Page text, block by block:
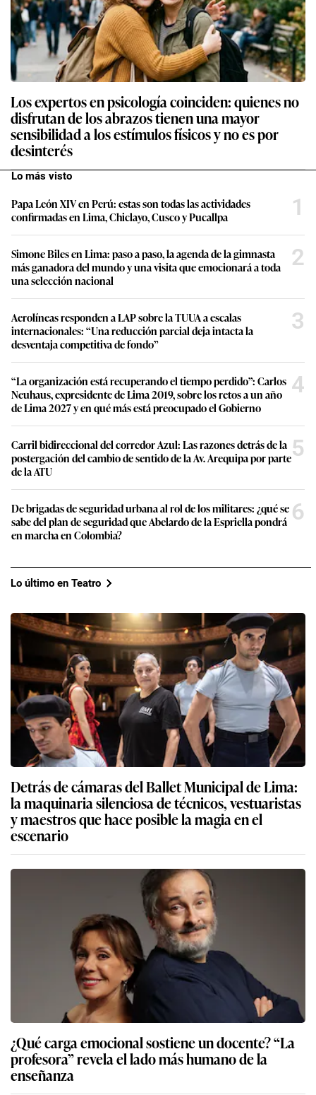
Los expertos en psicología coinciden: quienes no
disfrutan de los abrazos tienen una mayor
sensibilidad a los estímulos físicos y no es por
desinterés
Lo más visto
Papa León XIV en Perú: estas son todas las actividades
confirmadas en Lima, Chiclayo, Cusco y Pucallpa
1
Simone Biles en Lima: paso a paso, la agenda de la gimnasta
más ganadora del mundo y una visita que emocionará a toda
una selección nacional
2
Aerolíneas responden a LAP sobre la TUUA a escalas
internacionales: “Una reducción parcial deja intacta la
desventaja competitiva de fondo”
3
“La organización está recuperando el tiempo perdido”: Carlos
Neuhaus, expresidente de Lima 2019, sobre los retos a un año
de Lima 2027 y en qué más está preocupado el Gobierno
4
Carril bidireccional del corredor Azul: Las razones detrás de la
postergación del cambio de sentido de la Av. Arequipa por parte
de la ATU
5
De brigadas de seguridad urbana al rol de los militares: ¿qué se
sabe del plan de seguridad que Abelardo de la Espriella pondrá
en marcha en Colombia?
6
Lo último en Teatro
Detrás de cámaras del Ballet Municipal de Lima:
la maquinaria silenciosa de técnicos, vestuaristas
y maestros que hace posible la magia en el
escenario
¿Qué carga emocional sostiene un docente? “La
profesora” revela el lado más humano de la
enseñanza